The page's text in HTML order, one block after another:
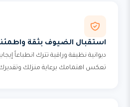
استقبال الضيوف بثقة
ديوانية نظيفة وراقية تترك انطباعاً
تعكس اهتمامك برعاية منزلك